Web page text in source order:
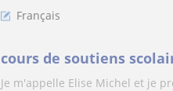
Français
cours de soutiens
Je m'appelle Elise Michel et je